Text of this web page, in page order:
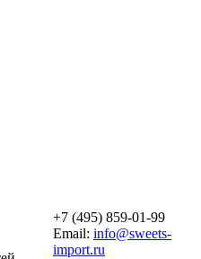
+7 (495) 859-01-99
Email: info@sweets-
import.ru